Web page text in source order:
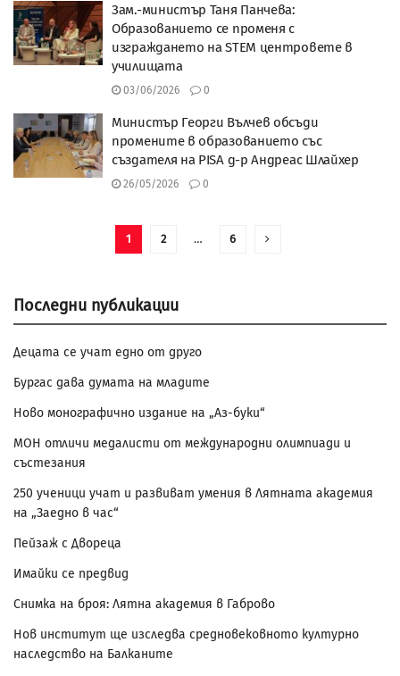
Зам.-министър Таня Панчева:
Образованието се променя с
изграждането на STEM центровете в
училищата
03/06/2026 0
Министър Георги Вълчев обсъди
промените в образованието със
създателя на PISA д-р Андреас Шлайхер
26/05/2026 0
1 2 … 6
Последни публикации
Децата се учат едно от друго
Бургас дава думата на младите
Ново монографично издание на „Аз-буки“
МОН отличи медалисти от международни олимпиади и
състезания
250 ученици учат и развиват умения в Лятната академия
на „Заедно в час“
Пейзаж с Двореца
Имайки се предвид
Снимка на броя: Лятна академия в Габрово
Нов институт ще изследва средновековното културно
наследство на Балканите